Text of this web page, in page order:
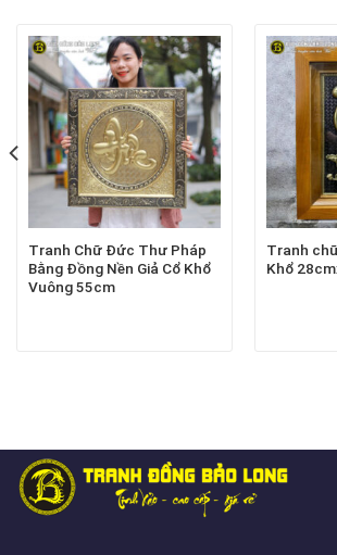
Tranh Chữ Đức Thư Pháp
Bằng Đồng Nền Giả Cổ Khổ
Vuông 55cm
Tranh
Khổ